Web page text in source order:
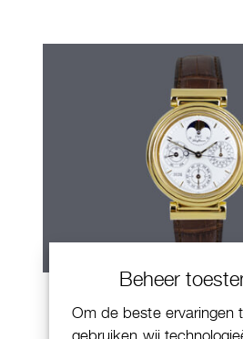
Beheer
Om de beste ervaringen
gebruiken wij